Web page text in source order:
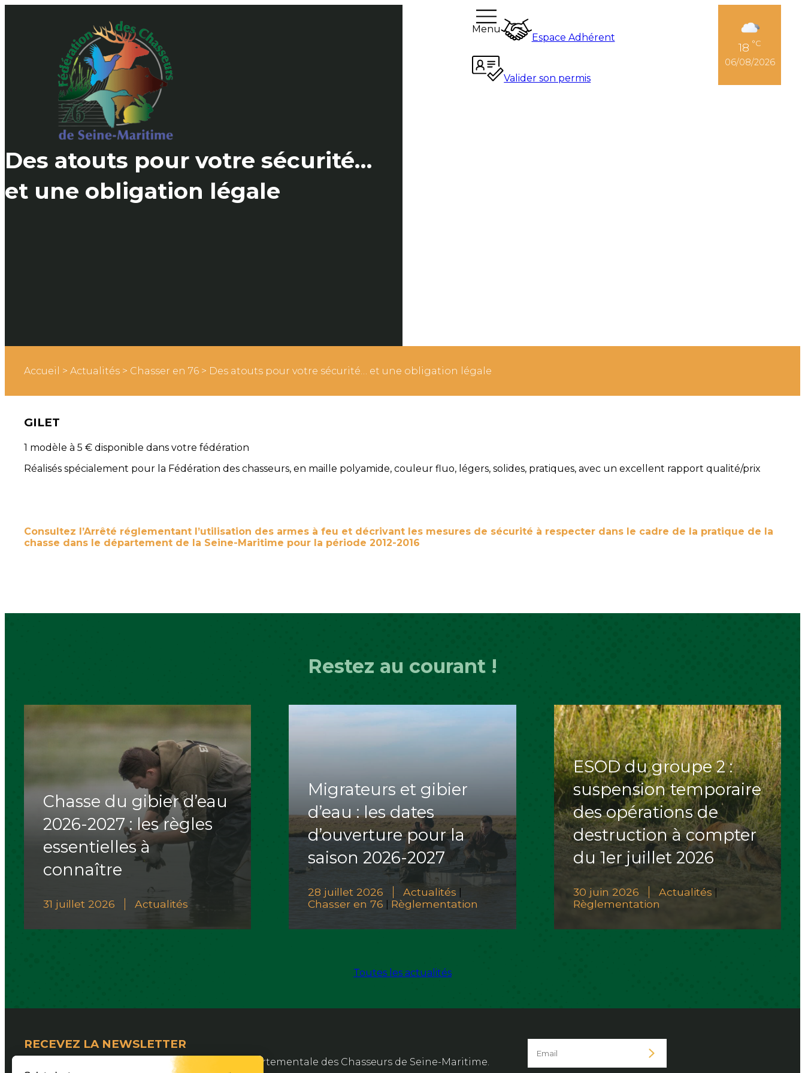
Menu
Espace Adhérent
Valider son permis
06/08/2026
18 °C
Des atouts pour votre sécurité…
et une obligation légale
Accueil > Actualités > Chasser en 76 > Des atouts pour votre sécurité… et une obligation légale
GILET
1 modèle à 5 € disponible dans votre fédération
Réalisés spécialement pour la Fédération des chasseurs, en maille polyamide, couleur fluo, légers, solides, pratiques, avec un excellent rapport qualité/prix
Consultez l’Arrêté réglementant l’utilisation des armes à feu et décrivant les mesures de sécurité à respecter dans le cadre de la pratique de la
chasse dans le département de la Seine-Maritime pour la période 2012-2016
Restez au courant !
Chasse du gibier d’eau
2026-2027 : les règles
essentielles à
connaître
31 juillet 2026 Actualités
Migrateurs et gibier
d’eau : les dates
d’ouverture pour la
saison 2026-2027
28 juillet 2026 Actualités
Chasser en 76 Règlementation
ESOD du groupe 2 :
suspension temporaire
des opérations de
destruction à compter
du 1er juillet 2026
30 juin 2026 Actualités
Règlementation
Toutes les actualités
RECEVEZ LA NEWSLETTER
Pour suivre les actualités de la Fédération Départementale des Chasseurs de Seine-Maritime.